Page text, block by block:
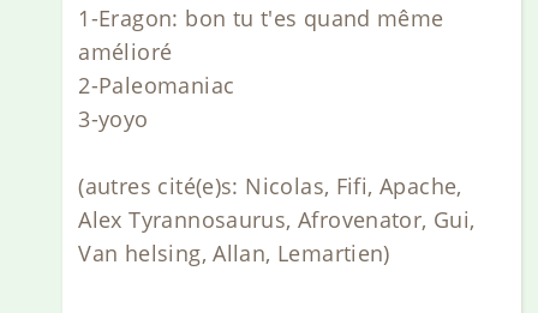
1-Eragon: bon tu t'es quand même
amélioré
2-Paleomaniac
3-yoyo
(autres cité(e)s: Nicolas, Fifi, Apache,
Alex Tyrannosaurus, Afrovenator, Gui,
Van helsing, Allan, Lemartien)